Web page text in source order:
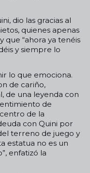
dio las gracias al
quienes apenas
que “ahora ya tenéis
y siempre lo
lo que emociona.
de cariño,
de una leyenda con
de
de la
con Quini por
terreno de juego y
estatua no es un
enfatizó la